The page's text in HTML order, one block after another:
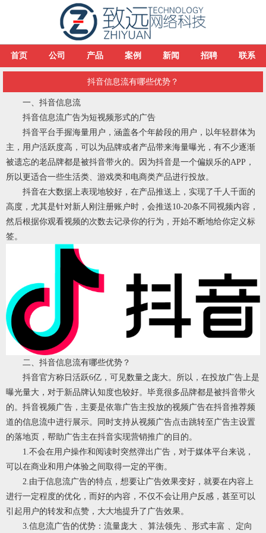
首页 公司 产品 案例 新闻 招聘 联系
抖音信息流有哪些优势？
一、抖音信息流
抖音信息流广告为短视频形式的广告
抖音平台手握海量用户，涵盖各个年龄段的用户，以年轻群体为
主，用户活跃度高，可以为品牌或者产品带来海量曝光，有不少逐渐
被遗忘的老品牌都是被抖音带火的。因为抖音是一个偏娱乐的APP，
所以更适合一些生活类、游戏类和电商类产品进行投放。
抖音在大数据上表现地较好，在产品推送上，实现了千人千面的
高度，尤其是针对新人刚注册账户时，会推送10-20条不同视频内容，
然后根据你观看视频的次数去记录你的行为，开始不断地给你定义标
签。
二、抖音信息流有哪些优势？
抖音官方称日活跃6亿，可见数量之庞大。所以，在投放广告上是
曝光量大，对于新品牌认知度也较好。毕竟很多品牌都是被抖音带火
的。抖音视频广告，主要是依靠广告主投放的视频广告在抖音推荐频
道的信息流中进行展示。同时支持从视频广告点击跳转至广告主设置
的落地页，帮助广告主在抖音实现营销推广的目的。
1.不会在用户操作和阅读时突然弹出广告，对于媒体平台来说，
可以在商业和用户体验之间取得一定的平衡。
2.由于信息流广告的特点，想要让广告效果变好，就要在内容上
进行一定程度的优化，而好的内容，不仅不会让用户反感，甚至可以
引起用户的转发和点赞，大大地提升了广告效果。
3.信息流广告的优势：流量庞大 、算法领先 、形式丰富 、定向